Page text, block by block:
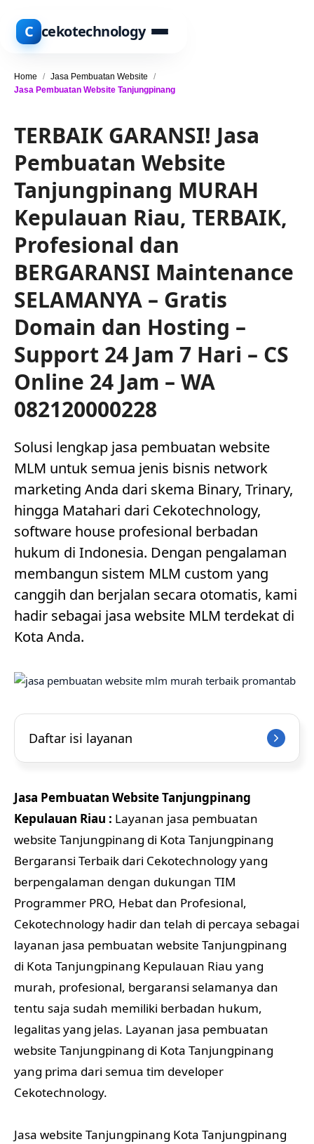
C cekotechnology
Home / Jasa Pembuatan Website
/
Jasa Pembuatan Website Tanjungpinang
TERBAIK GARANSI! Jasa
Pembuatan Website
Tanjungpinang MURAH
Kepulauan Riau, TERBAIK,
Profesional dan
BERGARANSI Maintenance
SELAMANYA – Gratis
Domain dan Hosting –
Support 24 Jam 7 Hari – CS
Online 24 Jam – WA
082120000228
Solusi lengkap jasa pembuatan website
MLM untuk semua jenis bisnis network
marketing Anda dari skema Binary, Trinary,
hingga Matahari dari Cekotechnology,
software house profesional berbadan
hukum di Indonesia. Dengan pengalaman
membangun sistem MLM custom yang
canggih dan berjalan secara otomatis, kami
hadir sebagai jasa website MLM terdekat di
Kota Anda.
Daftar isi layanan
Jasa Pembuatan Website Tanjungpinang
Kepulauan Riau : Layanan jasa pembuatan
website Tanjungpinang di Kota Tanjungpinang
Bergaransi Terbaik dari Cekotechnology yang
berpengalaman dengan dukungan TIM
Programmer PRO, Hebat dan Profesional,
Cekotechnology hadir dan telah di percaya sebagai
layanan jasa pembuatan website Tanjungpinang
di Kota Tanjungpinang Kepulauan Riau yang
murah, profesional, bergaransi selamanya dan
tentu saja sudah memiliki berbadan hukum,
legalitas yang jelas. Layanan jasa pembuatan
website Tanjungpinang di Kota Tanjungpinang
yang prima dari semua tim developer
Cekotechnology.
Jasa website Tanjungpinang Kota Tanjungpinang